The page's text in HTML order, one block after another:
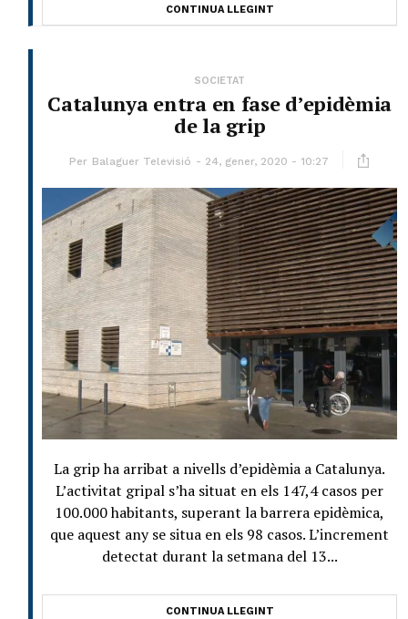
CONTINUA LLEGINT
SOCIETAT
Catalunya entra en fase d’epidèmia
de la grip
Per Balaguer Televisió 24, gener, 2020 - 10:27
La grip ha arribat a nivells d’epidèmia a Catalunya.
L’activitat gripal s’ha situat en els 147,4 casos per
100.000 habitants, superant la barrera epidèmica,
que aquest any se situa en els 98 casos. L’increment
detectat durant la setmana del 13...
CONTINUA LLEGINT